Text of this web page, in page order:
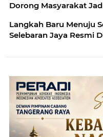
Dorong Masyarakat
Langkah Baru Menuju
Selebaran Jaya Resmi